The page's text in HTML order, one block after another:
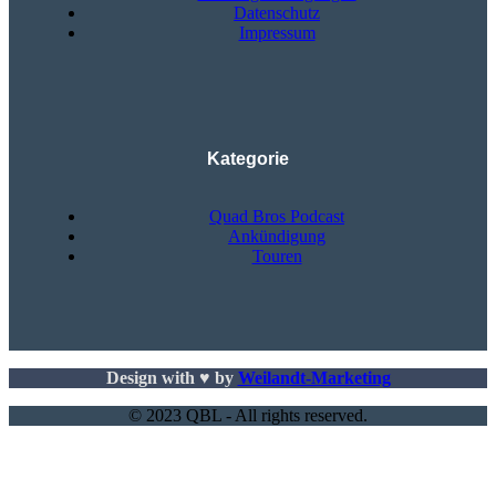
Datenschutz
Impressum
Kategorie
Quad Bros Podcast
Ankündigung
Touren
Design with ♥ by Weilandt-Marketing
© 2023 QBL - All rights reserved.